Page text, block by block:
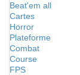
Beat'em all
Cartes
Horror
Plateforme
Combat
Course
FPS